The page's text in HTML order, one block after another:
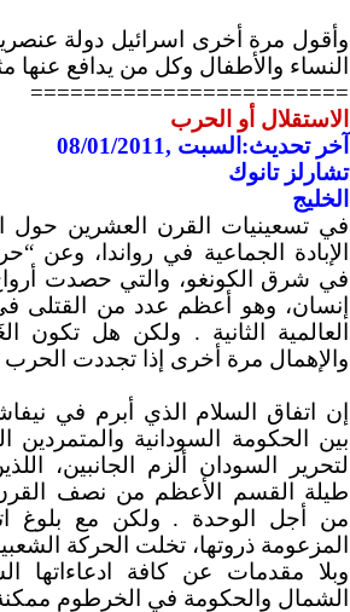
وأقول مرة أخرى اسرائيل دولة
النساء والأطفال وكل من يدافع عنها
========================
الاستقلال أو الحرب
آخر تحديث:السبت ,08/01/2011
تشارلز تانوك
الخليج
في تسعينيات القرن العشرين حول
الإبادة الجماعية في رواندا، وعن
في شرق الكونغو، والتي حصدت
إنسان، وهو أعظم عدد من القتلى
العالمية الثانية . ولكن هل تكون
والإهمال مرة أخرى إذا تجددت الحرب
بين الحكومة السودانية والمتمردين
لتحرير السودان ألزم الجانبين،
طيلة القسم الأعظم من نصف
من أجل الوحدة . ولكن مع بلوغ
المزعومة ذروتها، تخلت الحركة
وبلا مقدمات عن كافة ادعاءاتها
الشمال والحكومة في الخرطوم